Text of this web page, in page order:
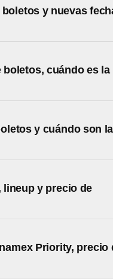
y nuevas
boletos, cuándo es la
y cuándo son
lineup y precio de
Priority, precio